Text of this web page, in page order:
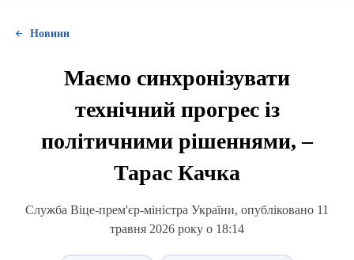
Новини
Маємо синхронізувати
технічний прогрес із
політичними рішеннями, –
Тарас Качка
Служба Віце-прем'єр-міністра України, опубліковано 11
травня 2026 року о 18:14